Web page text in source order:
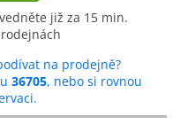
již za 15 min.
na prodejně?
36705, nebo si rovnou